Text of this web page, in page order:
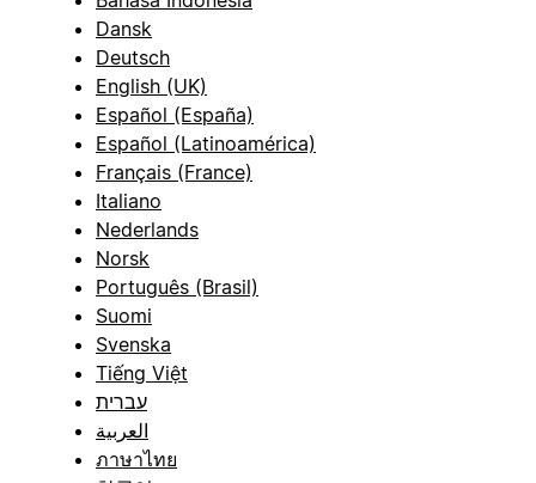
Dansk
Deutsch
English (UK)
Español (España)
Español (Latinoamérica)
Français (France)
Italiano
Nederlands
Norsk
Português (Brasil)
Suomi
Svenska
Tiếng Việt
עברית
العربية
ภาษาไทย